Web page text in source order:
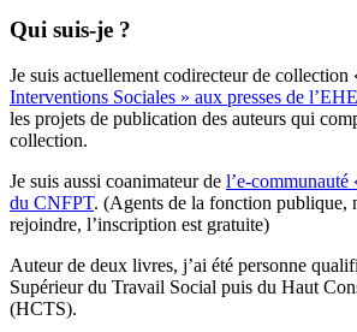
Qui suis-je ?
Je suis actuellement codirecteur de collection
Interventions Sociales » aux presses de
les projets de publication des auteurs qui
collection.
Je suis aussi coanimateur de l’e-
du CNFPT. (Agents de la fonction publique,
rejoindre, l’inscription est gratuite)
Auteur de deux livres, j’ai été personne
Supérieur du Travail Social puis du Haut
(HCTS).